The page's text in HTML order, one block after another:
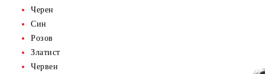
Черен
Син
Розов
Златист
Червен